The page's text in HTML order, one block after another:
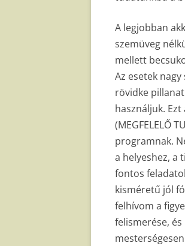
A legjobban
szemüveg
mellett
Az esetek nagy
rövidke
használjuk.
(MEGFELELŐ
programnak.
a helyeshez, a
fontos
kisméretű jól
felhívom a
felismerése,